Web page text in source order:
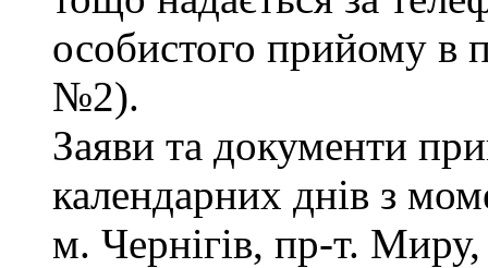
особистого прийому в
№2).
Заяви та документи
календарних днів з
м. Чернігів, пр-т.